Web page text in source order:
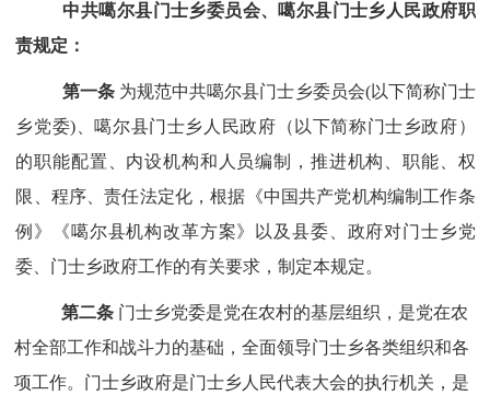
中共噶尔县门士乡委员会、噶尔县门士乡人民政府职
责规定：
第一条 为规范中共噶尔县门士乡委员会(以下简称门士
乡党委)、噶尔县门士乡人民政府（以下简称门士乡政府）
的职能配置、内设机构和人员编制，推进机构、职能、权
限、程序、责任法定化，根据《中国共产党机构编制工作条
例》《噶尔县机构改革方案》以及县委、政府对门士乡党
委、门士乡政府工作的有关要求，制定本规定。
第二条 门士乡党委是党在农村的基层组织，是党在农
村全部工作和战斗力的基础，全面领导门士乡各类组织和各
项工作。门士乡政府是门士乡人民代表大会的执行机关，是